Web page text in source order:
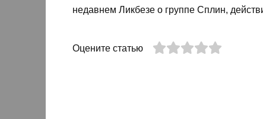
недавнем Ликбезе о группе Сплин,
Оцените статью